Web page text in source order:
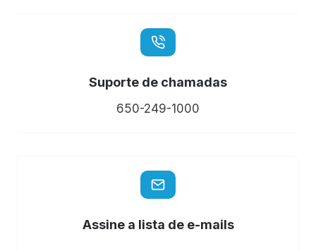
Suporte de chamadas
650-249-1000
Assine a lista de e-mails